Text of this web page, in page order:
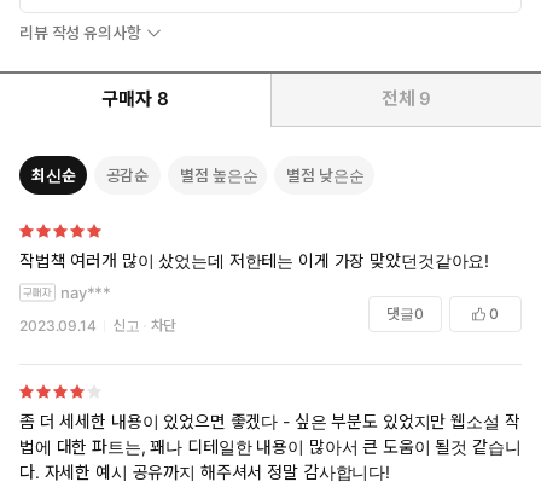
리뷰 작성 유의사항
구매자 8 전체 9
최신순 공감순 별점 높은순 별점 낮은순
작법책 여러개 많이 샀었는데 저한테는 이게 가장 맞았던것같아요!
nay***
2023.09.14 신고 차단
댓글0 0
좀 더 세세한 내용이 있었으면 좋겠다 - 싶은 부분도 있었지만 웹소설 작
법에 대한 파트는, 꽤나 디테일한 내용이 많아서 큰 도움이 될것 같습니
다. 자세한 예시 공유까지 해주셔서 정말 감사합니다!